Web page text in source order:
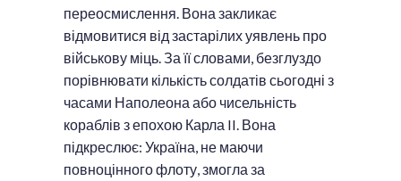
переосмислення. Вона закликає
відмовитися від застарілих уявлень про
військову міць. За її словами, безглуздо
порівнювати кількість солдатів сьогодні з
часами Наполеона або чисельність
кораблів з епохою Карла II. Вона
підкреслює: Україна, не маючи
повноцінного флоту, змогла за